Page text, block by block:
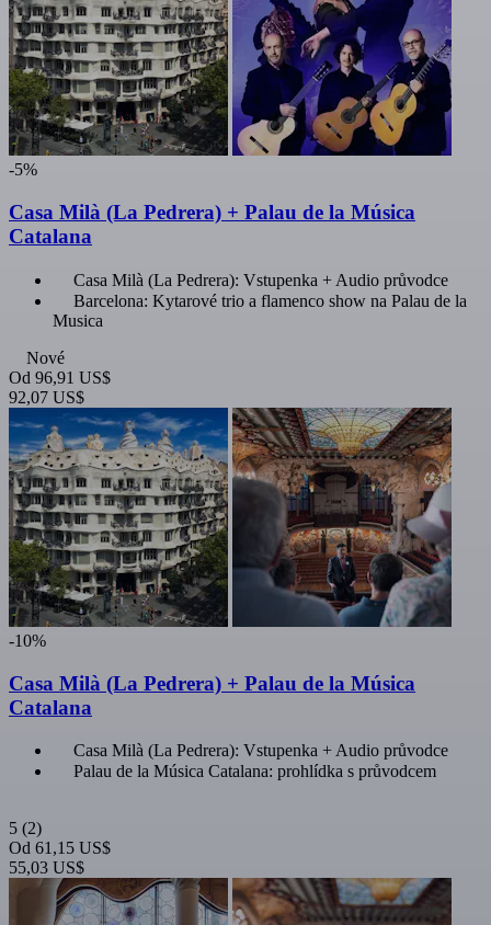
-5%
Casa Milà (La Pedrera) + Palau de la Música
Catalana
Casa Milà (La Pedrera): Vstupenka + Audio průvodce
Barcelona: Kytarové trio a flamenco show na Palau de la
Musica
Nové
Od 96,91 US$
92,07 US$
-10%
Casa Milà (La Pedrera) + Palau de la Música
Catalana
Casa Milà (La Pedrera): Vstupenka + Audio průvodce
Palau de la Música Catalana: prohlídka s průvodcem
5 (2)
Od 61,15 US$
55,03 US$